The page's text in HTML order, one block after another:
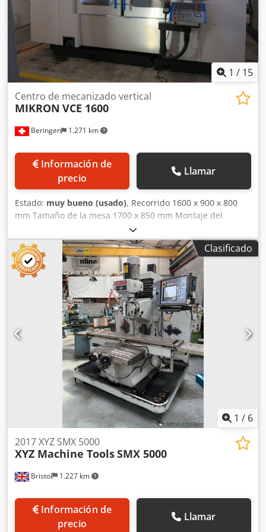
EZ. Póngase en contacto con nosotros para obtener más
información. • Ejes giratorios: No • Cambiador de
herramientas: 15 herramientas • Tamaño de la mesa: 1.300
× 600 mm • Escalas ópticas: Sí • Opciones: Caja de cambios
(cambio de marchas) Dkodpfjyctt Iex Al Der Technical
Specification Taper Size ISO 50
1 / 15
Beringen 1.271 km
Centro de mecanizado vertical
MIKRON VCE 1600
Información de
precio
Llamar
Estado: muy bueno (usado), Recorrido 1600 x 900 x 800
mm Tamaño de la mesa 1700 x 850 mm Montaje del
husillo SK40 Dkjdpfxjn Hqa To Al Dor Velocidad del husillo
-10'000 rpm Cambiador de herramientas 30 pos. Control:
HEIDENHAIN iTNC530 Palpador 3D Accesorios varios
MARCELS MACHINES CH
Clasificado
1 / 6
Bristol 1.227 km
2017 XYZ SMX 5000
XYZ Machine ToolsSMX 5000
Información de
precio
Llamar